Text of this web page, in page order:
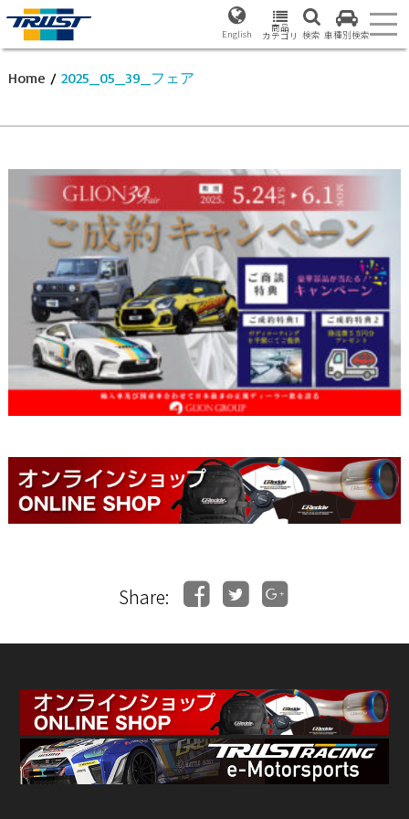
English 商品
カテゴリ 検索 車種別検索
Home / 2025_05_39_フェア
Share: